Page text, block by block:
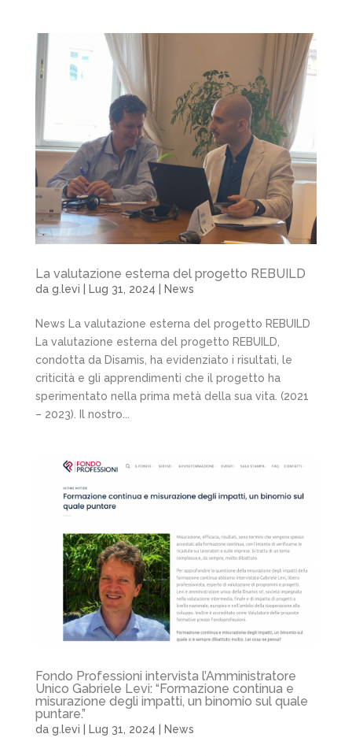
La valutazione esterna del progetto REBUILD
da g.levi Lug 31, 2024 News
News La valutazione esterna del progetto REBUILD
La valutazione esterna del progetto REBUILD,
condotta da Disamis, ha evidenziato i risultati, le
criticità e gli apprendimenti che il progetto ha
sperimentato nella prima metà della sua vita. (2021
– 2023). Il nostro...
Fondo Professioni intervista l’Amministratore
Unico Gabriele Levi: “Formazione continua e
misurazione degli impatti, un binomio sul quale
puntare.”
da g.levi Lug 31, 2024 News